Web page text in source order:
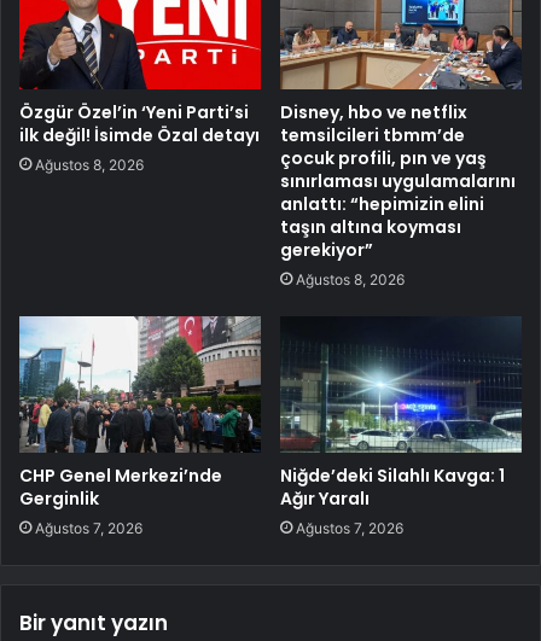
Özgür Özel’in ‘Yeni Parti’si
ilk değil! İsimde Özal detayı
Ağustos 8, 2026
Disney, hbo ve netflix
temsilcileri tbmm’de
çocuk profili, pın ve yaş
sınırlaması uygulamalarını
anlattı: “hepimizin elini
taşın altına koyması
gerekiyor”
Ağustos 8, 2026
CHP Genel Merkezi’nde
Gerginlik
Ağustos 7, 2026
Niğde’deki Silahlı Kavga: 1
Ağır Yaralı
Ağustos 7, 2026
Bir yanıt yazın